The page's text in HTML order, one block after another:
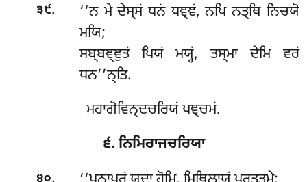
੩੯. ‘‘ਨਮੇ ਦੇਸ੍ਸਂ ਧਨਂ ਧਞ੍ਞਂ, ਨਪਿ ਨਤ੍ਥਿ ਨਿਚਯੋ
ਮਯਿ;
ਸਬ੍ਬਞ੍ਞੁਤਂ ਪਿਯਂ ਮਯ੍ਹਂ, ਤਸ੍ਮਾ ਦੇਮਿ ਵਰਂ
ਧਨ’’ਨ੍ਤਿ.
ਮਹਾਗੋਵਿਨ੍ਦਚਰਿਯਂ ਪਞ੍ਚਮਂ.
੬. ਨਿਮਿਰਾਜਚਰਿਯਾ
੪੦